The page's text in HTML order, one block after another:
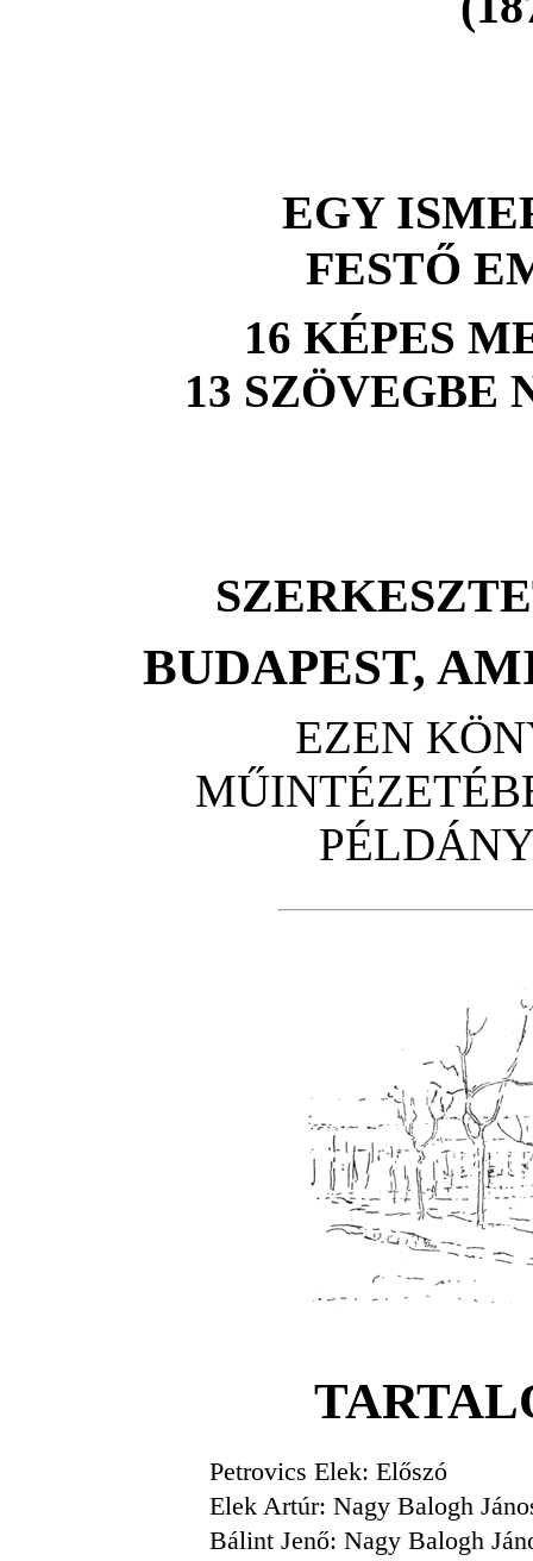
EGY
FESTŐ
16 KÉPES
13 SZÖVEGBE
BUDAPEST,
EZEN
Petrovics Elek: Előszó
Elek Artúr: Nagy Balogh
Bálint Jenő: Nagy Balogh